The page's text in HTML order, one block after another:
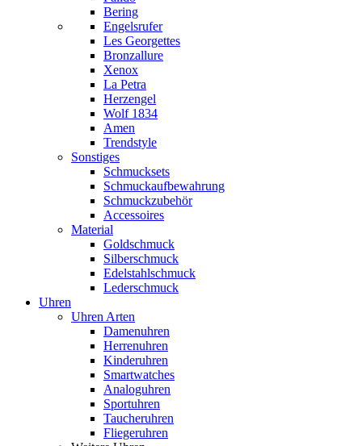
Bering
Engelsrufer
Les Georgettes
Bronzallure
Xenox
La Petra
Herzengel
Wolf 1834
Amen
Trendstyle
Sonstiges
Schmucksets
Schmuckaufbewahrung
Schmuckzubehör
Accessoires
Material
Goldschmuck
Silberschmuck
Edelstahlschmuck
Lederschmuck
Uhren
Uhren Arten
Damenuhren
Herrenuhren
Kinderuhren
Smartwatches
Analoguhren
Sportuhren
Taucheruhren
Fliegeruhren